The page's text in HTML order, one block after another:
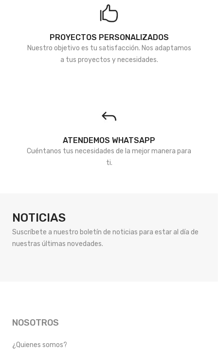
PROYECTOS PERSONALIZADOS
Nuestro objetivo es tu satisfacción. Nos adaptamos
a tus proyectos y necesidades.
ATENDEMOS WHATSAPP
Cuéntanos tus necesidades de la mejor manera para
ti.
NOTICIAS
Suscríbete a nuestro boletín de noticias para estar al día de
nuestras últimas novedades.
NOSOTROS
¿Quienes somos?